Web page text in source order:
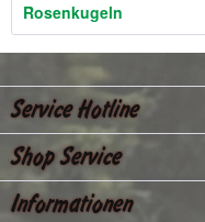
Rosenkugeln
Service Hotline
Shop Service
Informationen